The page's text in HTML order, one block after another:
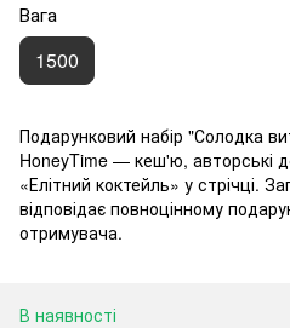
Вага
1500
Подарунковий набір "Солодка
HoneyTime — кеш'ю, авторські
«Елітний коктейль» у стрічці.
відповідає повноцінному
отримувача.
В наявності